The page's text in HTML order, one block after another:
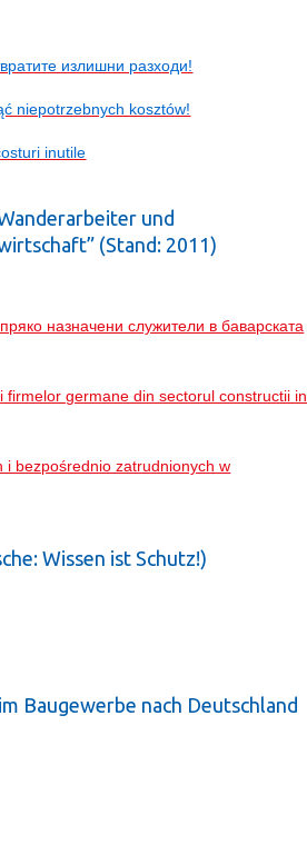
излишни разходи!
niepotrzebnych kosztów!
inutile
und
(Stand: 2011)
назначени служители в баварската
germane din sectorul constructii in
i bezpośrednio zatrudnionych w
Wissen ist Schutz!)
Baugewerbe nach Deutschland